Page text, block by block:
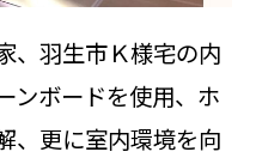
、羽生市Ｋ様宅の内
ンボードを使用、ホ
、更に室内環境を向